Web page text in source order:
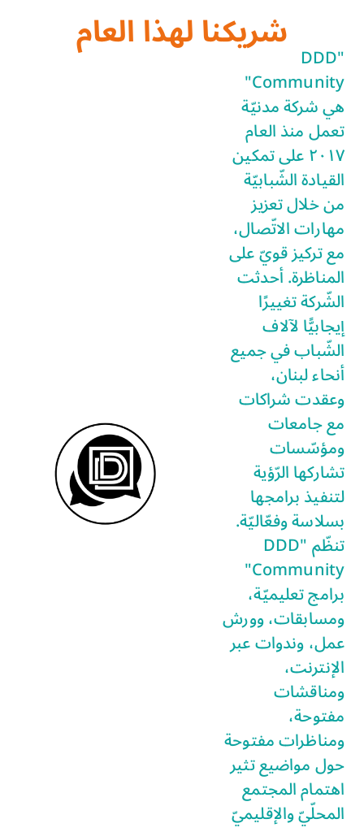
شريكنا لهذا العام "DDD
Community"
هي شركة مدنيّة
تعمل منذ العام
٢٠١٧ على تمكين
القيادة الشّبابيّة
من خلال تعزيز
مهارات الاتّصال،
مع تركيز قويّ على
المناظرة. أحدثت
الشّركة تغييرًا
إيجابيًّا لآلاف
الشّباب في جميع
أنحاء لبنان،
وعقدت شراكات
مع جامعات
ومؤسّسات
تشاركها الرّؤية
لتنفيذ برامجها
بسلاسة وفعّاليّة.
تنظّم "DDD
Community"
برامج تعليميّة،
ومسابقات، وورش
عمل، وندوات عبر
الإنترنت،
ومناقشات
مفتوحة،
ومناظرات مفتوحة
حول مواضيع تثير
اهتمام المجتمع
المحلّيّ والإقليميّ